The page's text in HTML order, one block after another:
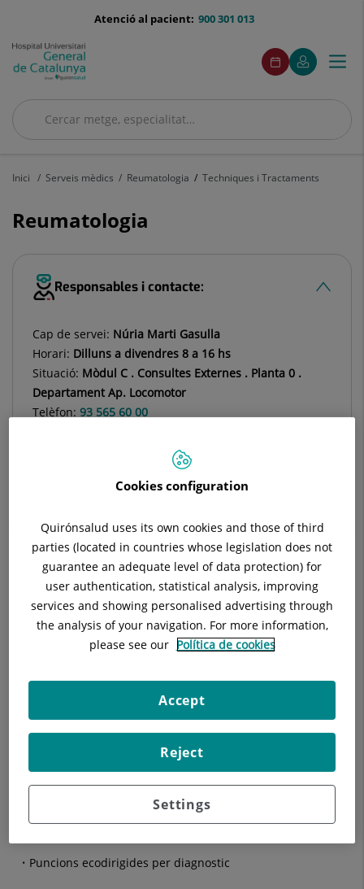
menu-
900 301 013
Atenció al pacient:
Cercar
Cercar
menuAcceso
Demaneu
cita
Aquest
enllaç
s'obrirà
una
El
meu
Aquest
enllaç
s'obrirà
una
finestra
Menú
Inici Serveis mèdics Reumatologia Techniques i Tractaments
Reumatologia
Responsables i contacte:
Cap de servei: Núria Marti Gasulla
Horari: Dilluns a divendres 8 a 16 hs
Situació: Mòdul C . Consultes Externes . Planta 0 .
Departament Ap. Locomotor
Telèfon: 93 565 60 00
Descripció Equip Mèdic Techniques i
Analisis clínic i de líquid sinovial
Densitometria per estudi massa òssia en nens i adults
Densitometria per valoració del greix corporal
Capilaroscòpia
Ecografia muscular i de parts toves
Ecografia articular
Ecografia doppler articular
Puncions ecodirigides per diagnostic
Cookies configuration
Quirónsalud uses its own cookies and those of third
parties (located in countries whose legislation does not
guarantee an adequate level of data protection) for
user authentication, statistical analysis, improving
services and showing personalised advertising through
the analysis of your navigation. For more information,
please see our Política de cookies
Settings
Reject
Accept